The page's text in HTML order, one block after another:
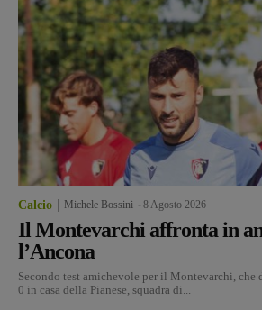
Calcio Michele Bossini 8 Agosto 2026
Il Montevarchi affronta in
l’Ancona
Secondo test amichevole per il Montevarchi, che
0 in casa della Pianese, squadra di...